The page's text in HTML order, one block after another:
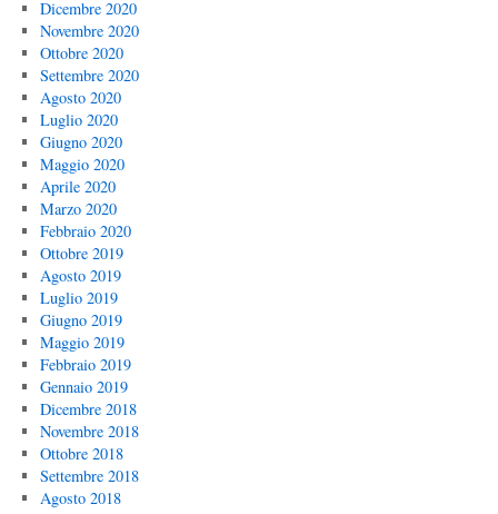
Dicembre 2020
Novembre 2020
Ottobre 2020
Settembre 2020
Agosto 2020
Luglio 2020
Giugno 2020
Maggio 2020
Aprile 2020
Marzo 2020
Febbraio 2020
Ottobre 2019
Agosto 2019
Luglio 2019
Giugno 2019
Maggio 2019
Febbraio 2019
Gennaio 2019
Dicembre 2018
Novembre 2018
Ottobre 2018
Settembre 2018
Agosto 2018